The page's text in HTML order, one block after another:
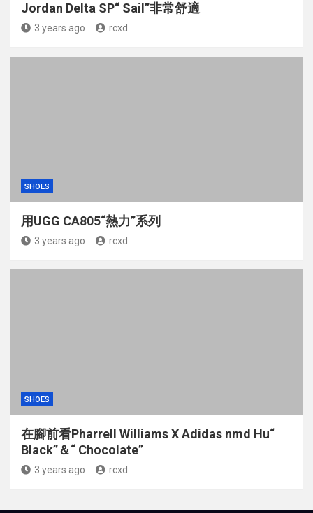
Jordan Delta SP“ Sail”非常舒適
3 years ago rcxd
SHOES
用UGG CA805“熱力”系列
3 years ago rcxd
SHOES
在腳前看Pharrell Williams X Adidas nmd Hu“
Black”＆“ Chocolate”
3 years ago rcxd